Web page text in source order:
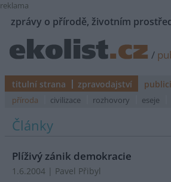
reklama
zprávy o přírodě, životním
/
titulní strana zpravodajství
příroda civilizace rozhovory eseje
Články
Plíživý zánik demokracie
1.6.2004 | Pavel Přibyl